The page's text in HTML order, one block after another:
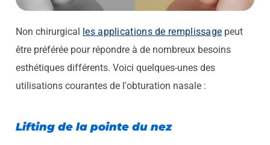
Non chirurgical les applications de remplissage peut
être préférée pour répondre à de nombreux besoins
esthétiques différents. Voici quelques-unes des
utilisations courantes de l'obturation nasale :
Lifting de la pointe du nez